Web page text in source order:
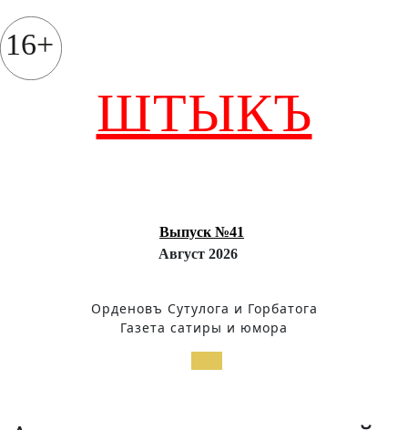
к
содержимому
16+
ШТЫКЪ
Выпуск №41
Август 2026
Орденовъ Сутулога и Горбатога
Газета сатиры и юмора